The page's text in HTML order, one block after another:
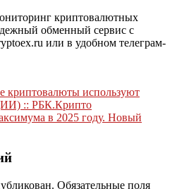
криптовалютных
обменный сервис с
или в удобном телеграм-
криптовалюты используют
(ИИ) :: РБК.Крипто
в 2025 году. Новый
Обязательные поля